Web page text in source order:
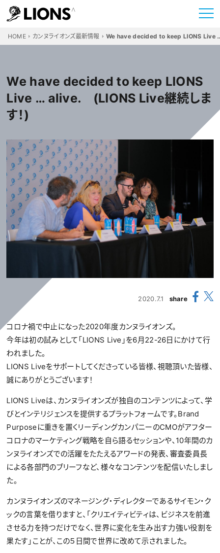
HOME カンヌライオンズ最新情報 We have decided to keep LIONS
We have decided to keep LIONS
Live … alive. (LIONS Live継続しま
す！)
2020.7.1 share
コロナ禍で中止になった2020年度カンヌライオンズ。
今年は初の試みとして「LIONS Live」を6月22-26日にかけて行
われました。
LIONS Liveをサポートしてくださっている皆様、視聴頂いた皆様、
誠にありがとうございます！
LIONS Liveは、カンヌライオンズが独自のコンテンツによって、学
びとインテリジェンスを提供するプラットフォームです。Brand
Purposeに重きを置くリーディングカンパニーのCMOがアフター
コロナのマーケティング戦略を自ら語るセッションや、10年間のカ
ンヌライオンズでの活躍をたたえるアワードの発表、審査委員長
による各部門のブリーフなど、様々なコンテンツを配信いたしまし
た。
カンヌライオンズのマネージング・ディレクターであるサイモン・ク
ックの言葉を借りますと、「クリエイティビティは、ビジネスを前進
させる力を持つだけでなく、世界に変化を生み出す力強い役割を
果たす」ことが、この５日間で世界に改めて示されました。